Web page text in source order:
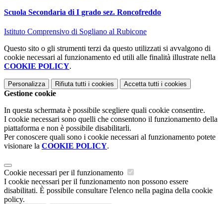
Scuola Secondaria di I grado sez. Roncofreddo
Istituto Comprensivo di Sogliano al Rubicone
Questo sito o gli strumenti terzi da questo utilizzati si avvalgono di
cookie necessari al funzionamento ed utili alle finalità illustrate nella
COOKIE POLICY.
Personalizza Rifiuta tutti i cookies Accetta tutti i cookies
Gestione cookie
In questa schermata è possibile scegliere quali cookie consentire.
I cookie necessari sono quelli che consentono il funzionamento della
piattaforma e non è possibile disabilitarli.
Per conoscere quali sono i cookie necessari al funzionamento potete
visionare la COOKIE POLICY.
Cookie necessari per il funzionamento
I cookie necessari per il funzionamento non possono essere
disabilitati. È possibile consultare l'elenco nella pagina della cookie
policy.